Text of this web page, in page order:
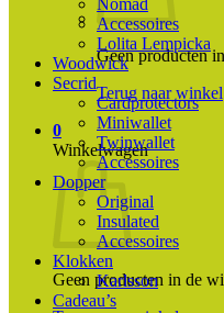
Geen producten
Terug naar winkel
0
Winkelwagen
Geen producten in de
Nomad
Accessoires
Lolita Lempicka
Woodwick
Secrid
Cardprotectors
Miniwallet
Twinwallet
Accessoires
Dopper
Original
Insulated
Accessoires
Klokken
Karlsson
Cadeau’s